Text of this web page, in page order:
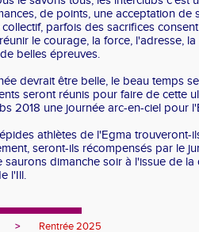
de points, une acceptation de
parfois des sacrifices
le courage, la force, l'adresse,
belles épreuves.
devrait être belle, le beau temps
seront réunis pour faire de cette
2018 une journée arc-en-ciel pour
athlètes de l'Egma trouveront-
seront-ils récompensés par le
saurons dimanche soir à l'issue de
l'Ill.
>
Rentrée 2025